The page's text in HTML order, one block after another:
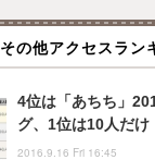
その他アクセスラン
4位は「あちち」
グ、1位は10人だけ
2016.9.16 Fri 16:45